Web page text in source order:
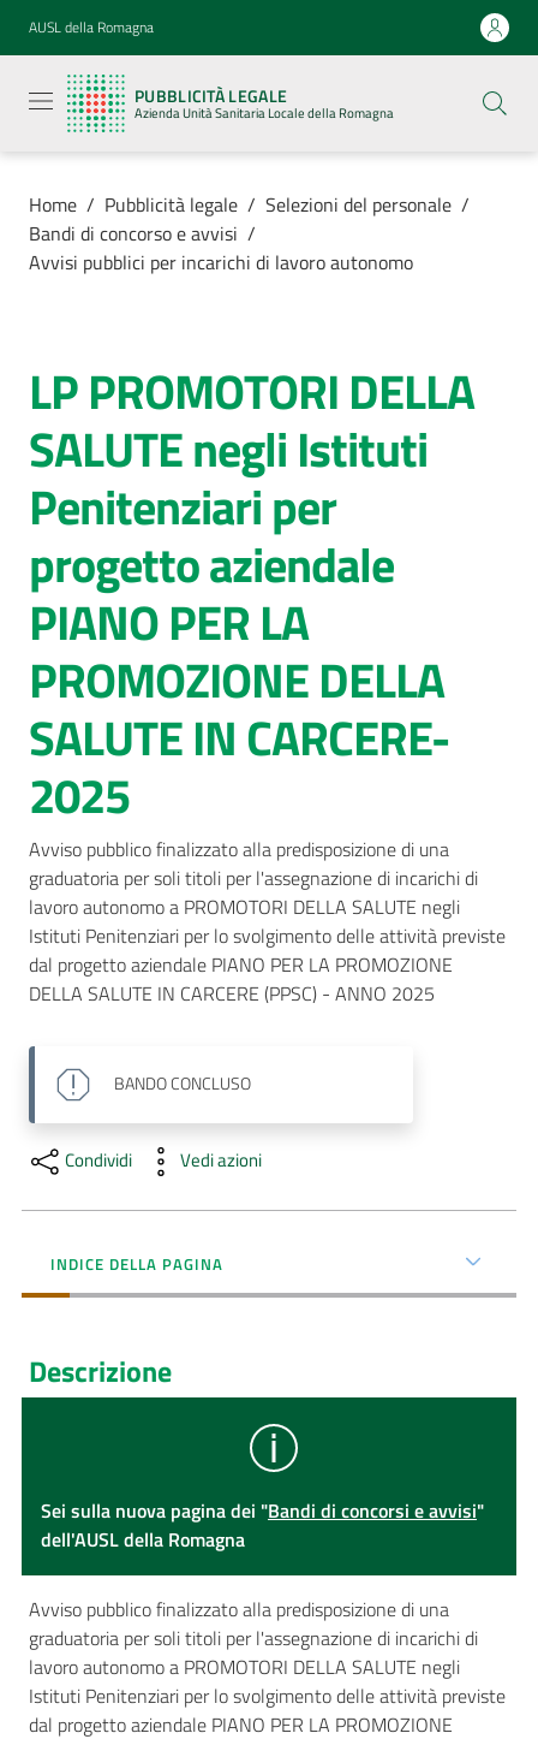
Vai al contenuto
Vai alla navigazione
Vai al footer
AUSL della Romagna
PUBBLICITÀ LEGALE
Azienda Unità Sanitaria Locale della Romagna
legale
Azienda
Unità
Locale della
Servizi
Luoghi di
cura
AUSL
Comunica
Home / Pubblicità legale / Selezioni del personale /
Bandi di concorso e avvisi /
Avvisi pubblici per incarichi di lavoro autonomo
Salta al contenuto
LP PROMOTORI DELLA
SALUTE negli Istituti
Penitenziari per
progetto aziendale
PIANO PER LA
PROMOZIONE DELLA
SALUTE IN CARCERE-
2025
Avviso pubblico finalizzato alla predisposizione di una
graduatoria per soli titoli per l'assegnazione di incarichi di
lavoro autonomo a PROMOTORI DELLA SALUTE negli
Istituti Penitenziari per lo svolgimento delle attività previste
dal progetto aziendale PIANO PER LA PROMOZIONE
DELLA SALUTE IN CARCERE (PPSC) - ANNO 2025
BANDOCONCLUSO
Condividi Vedi azioni
INDICE DELLA PAGINA
Descrizione
Sei sulla nuova pagina dei "Bandi di concorsi e avvisi"
dell'AUSL della Romagna
Avviso pubblico finalizzato alla predisposizione di una
graduatoria per soli titoli per l'assegnazione di incarichi di
lavoro autonomo a PROMOTORI DELLA SALUTE negli
Istituti Penitenziari per lo svolgimento delle attività previste
dal progetto aziendale PIANO PER LA PROMOZIONE